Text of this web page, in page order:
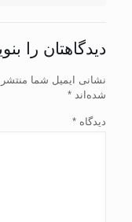
دیدگاهتان را
نشانی ایمیل شما
شده‌اند *
دیدگاه *